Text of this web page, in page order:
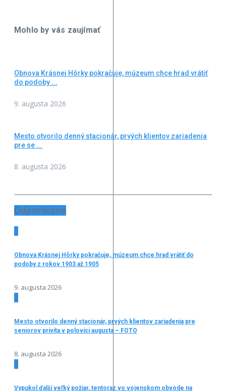
Mohlo by vás zaujímať
Obnova Krásnej Hôrky pokračuje, múzeum chce hrad vrátiť
do podoby ...
9. augusta 2026
Mesto otvorilo denný stacionár, prvých klientov zariadenia
pre se ...
8. augusta 2026
Odporúčané
1
Obnova Krásnej Hôrky pokračuje, múzeum chce hrad vrátiť do
podoby z rokov 1903 až 1905
9. augusta 2026
2
Mesto otvorilo denný stacionár, prvých klientov zariadenia pre
seniorov privíta v polovici augusta – FOTO
8. augusta 2026
3
Vypukol ďalší veľký požiar, tentoraz vo vojenskom obvode na